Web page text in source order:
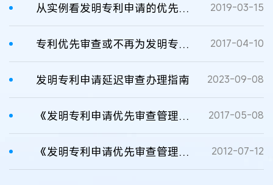
从实例看发明专利申请的优先审查 2019-03-15
专利优先审查或不再为发明专利独享 适用范围扩大解决专利维权“周期长”问题 2017-04-10
发明专利申请延迟审查办理指南 2023-09-08
《发明专利申请优先审查管理办法》修改内容 2017-05-08
《发明专利申请优先审查管理办法》8月1日起施行 2012-07-12